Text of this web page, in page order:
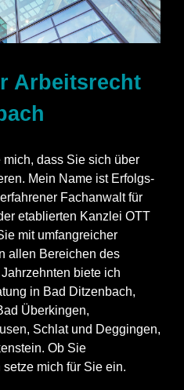
Arbeitsrecht
mich, dass Sie sich über
Mein Name ist Erfolgs-
Fachanwalt für
etablierten Kanzlei OTT
mit umfangreicher
allen Bereichen des
biete ich
in Bad Ditzenbach,
Überkingen,
, Schlat und Deggingen,
Ob Sie
mich für Sie ein.